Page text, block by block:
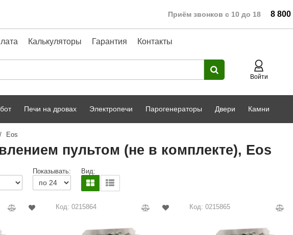
Приём звонков с 10 до 18 8 800
Калькуляторы Гарантия Контакты
Войти
HENKI
A-Panel
Сталь-Мастер
Печи на дровах Электропечи Парогенераторы Двери Камни
/ Eos
пультом (не в комплекте), Eos
Показывать: Вид:
Код: 0215864 Код: 0215865